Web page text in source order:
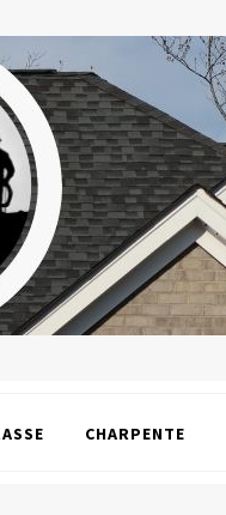
CHARPENTE